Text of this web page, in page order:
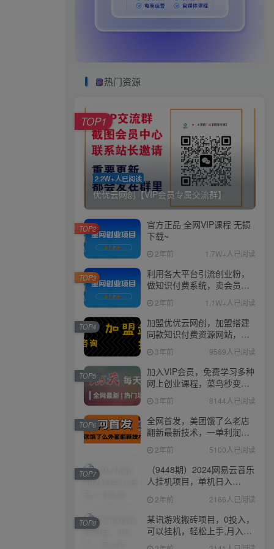
热门资源
2.2W+人已阅读
优优云网创【VIP会员专属交流群】
TOP1
官方正品 全网VIP课程 无损
下载~
2年前 1.7W+人已阅读
TOP2
利用各大平台引流创业粉，
做知识付费系统，卖会员，
卖课程，实现日入几百几千
2年前 1.1W+人已阅读
TOP3
加盟优优云网创，加盟搭建
同款知识付费资源网站，实
现长期稳定被动收入~
3年前 9569人已阅读
TOP4
加入VIP会员，免费学习多种
网上创业课程，菜鸟秒变大
神！
3年前 8144人已阅读
TOP5
全网首发，美团饿了么老店
翻新最新技术，一单利润
300-600
2年前 5100人已阅读
TOP6
（9448期）2024网易云音乐
人挂机项目，单机日入
150+，无脑月入5000+
2年前 2166人已阅读
TOP7
某讯游戏搬砖项目，0投入，
可以挂机，轻松上手,月入
3000+上不封顶
TOP8